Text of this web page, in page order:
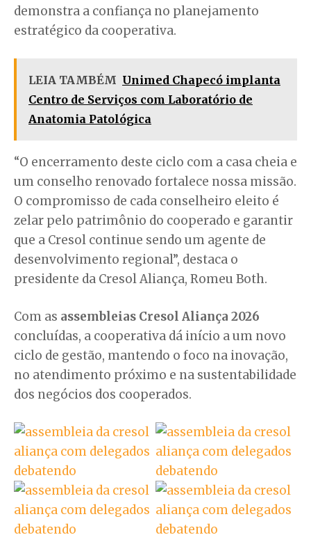
demonstra a confiança no planejamento
estratégico da cooperativa.
LEIA TAMBÉM Unimed Chapecó implanta
Centro de Serviços com Laboratório de
Anatomia Patológica
“O encerramento deste ciclo com a casa cheia e
um conselho renovado fortalece nossa missão.
O compromisso de cada conselheiro eleito é
zelar pelo patrimônio do cooperado e garantir
que a Cresol continue sendo um agente de
desenvolvimento regional”, destaca o
presidente da Cresol Aliança, Romeu Both.
Com as assembleias Cresol Aliança 2026
concluídas, a cooperativa dá início a um novo
ciclo de gestão, mantendo o foco na inovação,
no atendimento próximo e na sustentabilidade
dos negócios dos cooperados.